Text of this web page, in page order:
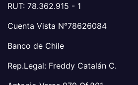
RUT: 78.362.915 - 1
Cuenta Vista N°78626084
Banco de Chile
Rep.Legal: Freddy Catalán C.